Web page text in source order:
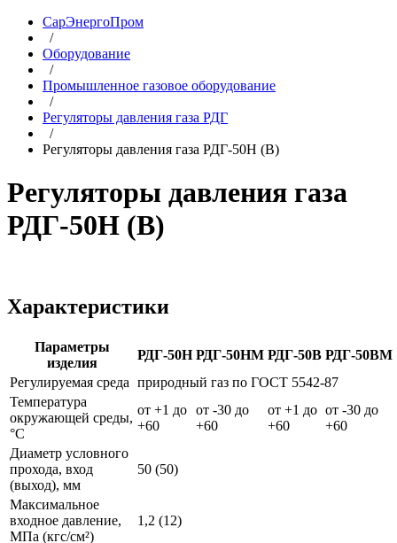
СарЭнергоПром
/
Оборудование
/
Промышленное газовое оборудование
/
Регуляторы давления газа РДГ
/
Регуляторы давления газа РДГ-50Н (В)
Регуляторы давления газа
РДГ-50Н (В)
Характеристики
Параметры
изделия
РДГ-50Н РДГ-50НМ РДГ-50В РДГ-50ВМ
Регулируемая среда природный газ по ГОСТ 5542-87
Температура
окружающей среды,
°С
от +1 до
+60
от -30 до
+60
от +1 до
+60
от -30 до
+60
Диаметр условного
прохода, вход
(выход), мм
50 (50)
Максимальное
входное давление,
МПа (кгс/см²)
1,2 (12)